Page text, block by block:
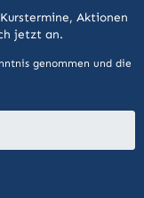
Aktionen
jetzt an.
genommen und die